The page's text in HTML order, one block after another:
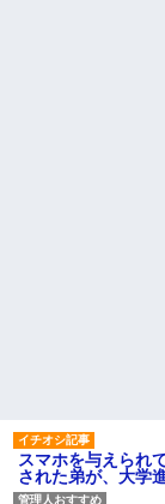
私「初めて飲む味
のお茶？」彼「ち
【GIF】JSのカン
タ
スマホを与えられ
された弟が、大学